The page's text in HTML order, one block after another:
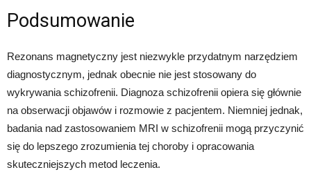
Podsumowanie
Rezonans magnetyczny jest niezwykle przydatnym narzędziem
diagnostycznym, jednak obecnie nie jest stosowany do
wykrywania schizofrenii. Diagnoza schizofrenii opiera się głównie
na obserwacji objawów i rozmowie z pacjentem. Niemniej jednak,
badania nad zastosowaniem MRI w schizofrenii mogą przyczynić
się do lepszego zrozumienia tej choroby i opracowania
skuteczniejszych metod leczenia.